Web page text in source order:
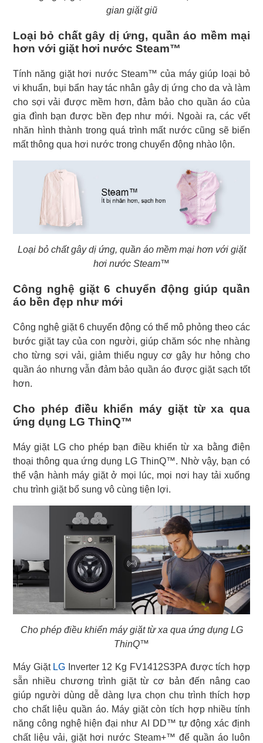
gian giặt giũ
Loại bỏ chất gây dị ứng, quần áo mềm mại
hơn với giặt hơi nước Steam™
Tính năng giặt hơi nước Steam™ của máy giúp loại bỏ
vi khuẩn, bụi bẩn hay tác nhân gây dị ứng cho da và làm
cho sợi vải được mềm hơn, đảm bảo cho quần áo của
gia đình bạn được bền đẹp như mới. Ngoài ra, các vết
nhăn hình thành trong quá trình mất nước cũng sẽ biến
mất thông qua hơi nước trong chuyển động nhào lộn.
Loại bỏ chất gây dị ứng, quần áo mềm mại hơn với giặt
hơi nước Steam™
Công nghệ giặt 6 chuyển động giúp quần
áo bền đẹp như mới
Công nghệ giặt 6 chuyển động có thể mô phỏng theo các
bước giặt tay của con người, giúp chăm sóc nhẹ nhàng
cho từng sợi vải, giảm thiểu nguy cơ gây hư hỏng cho
quần áo nhưng vẫn đảm bảo quần áo được giặt sạch tốt
hơn.
Cho phép điều khiển máy giặt từ xa qua
ứng dụng LG ThinQ™
Máy giặt LG cho phép bạn điều khiển từ xa bằng điện
thoại thông qua ứng dụng LG ThinQ™. Nhờ vậy, bạn có
thể vận hành máy giặt ở mọi lúc, mọi nơi hay tải xuống
chu trình giặt bổ sung vô cùng tiện lợi.
Cho phép điều khiển máy giặt từ xa qua ứng dụng LG
ThinQ™
Máy Giặt LG Inverter 12 Kg FV1412S3PA được tích hợp
sẵn nhiều chương trình giặt từ cơ bản đến nâng cao
giúp người dùng dễ dàng lựa chọn chu trình thích hợp
cho chất liệu quần áo. Máy giặt còn tích hợp nhiều tính
năng công nghệ hiện đại như AI DD™ tự động xác định
chất liệu vải, giặt hơi nước Steam+™ để quần áo luôn